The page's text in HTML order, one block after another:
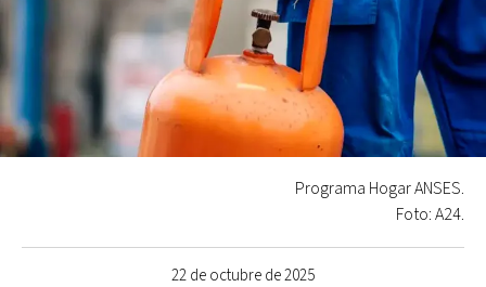
22 de octubre de 2025
Programa Hogar ANSES.
Foto: A24.